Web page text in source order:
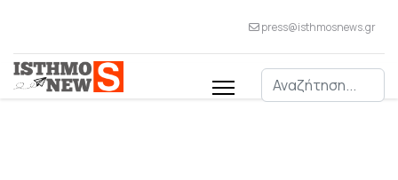
press@isthmosnews.gr
Αναζήτηση